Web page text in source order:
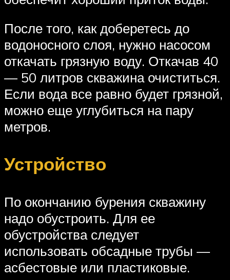
После того, как доберетесь до
водоносного слоя, нужно насосом
откачать грязную воду. Откачав 40
— 50 литров скважина очиститься.
Если вода все равно будет грязной,
можно еще углубиться на пару
метров.
Устройство
По окончанию бурения скважину
надо обустроить. Для ее
обустройства следует
использовать обсадные трубы —
асбестовые или пластиковые.